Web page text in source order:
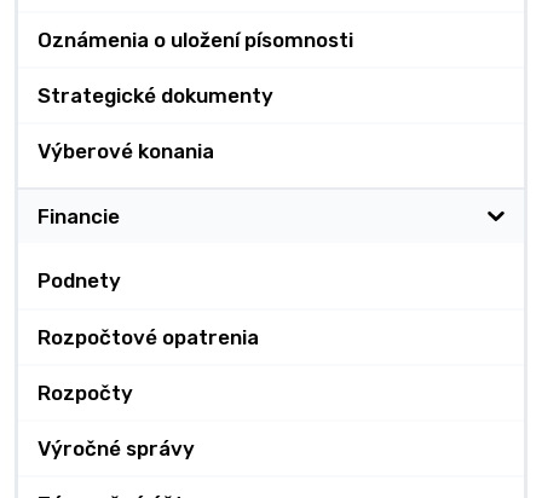
Oznámenia o uložení písomnosti
Strategické dokumenty
Výberové konania
Financie
Podnety
Rozpočtové opatrenia
Rozpočty
Výročné správy